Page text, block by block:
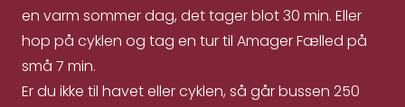
en varm sommer dag, det tager blot 30 min. Eller
hop på cyklen og tag en tur til Amager Fælled på
små 7 min.
Er du ikke til havet eller cyklen, så går bussen 250